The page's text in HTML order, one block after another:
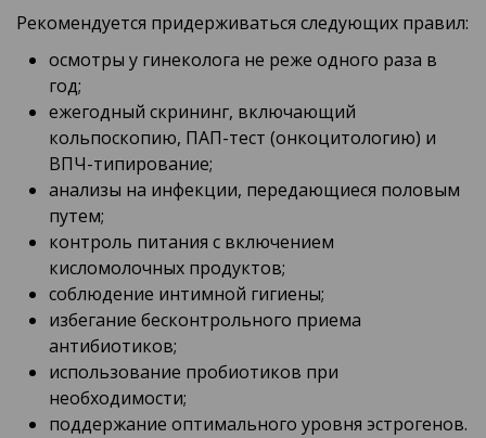
Рекомендуется придерживаться следующих правил:
осмотры у гинеколога не реже одного раза в
год;
ежегодный скрининг, включающий
кольпоскопию, ПАП-тест (онкоцитологию) и
ВПЧ-типирование;
анализы на инфекции, передающиеся половым
путем;
контроль питания с включением
кисломолочных продуктов;
соблюдение интимной гигиены;
избегание бесконтрольного приема
антибиотиков;
использование пробиотиков при
необходимости;
поддержание оптимального уровня эстрогенов.